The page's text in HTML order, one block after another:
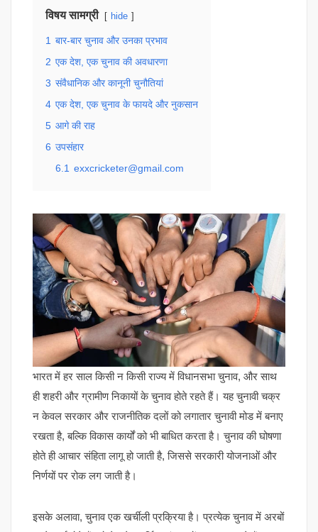
विषय सामग्री hide
1 बार-बार चुनाव और उनका प्रभाव
2 एक देश, एक चुनाव की अवधारणा
3 संवैधानिक और कानूनी चुनौतियां
4 एक देश, एक चुनाव के फायदे और नुकसान
5 आगे की राह
6 उपसंहार
6.1 exxcricketer@gmail.com
भारत में हर साल किसी न किसी राज्य में विधानसभा चुनाव, और साथ
ही शहरी और ग्रामीण निकायों के चुनाव होते रहते हैं। यह चुनावी चक्र
न केवल सरकार और राजनीतिक दलों को लगातार चुनावी मोड में बनाए
रखता है, बल्कि विकास कार्यों को भी बाधित करता है। चुनाव की घोषणा
होते ही आचार संहिता लागू हो जाती है, जिससे सरकारी योजनाओं और
निर्णयों पर रोक लग जाती है।
इसके अलावा, चुनाव एक खर्चीली प्रक्रिया है। प्रत्येक चुनाव में अरबों